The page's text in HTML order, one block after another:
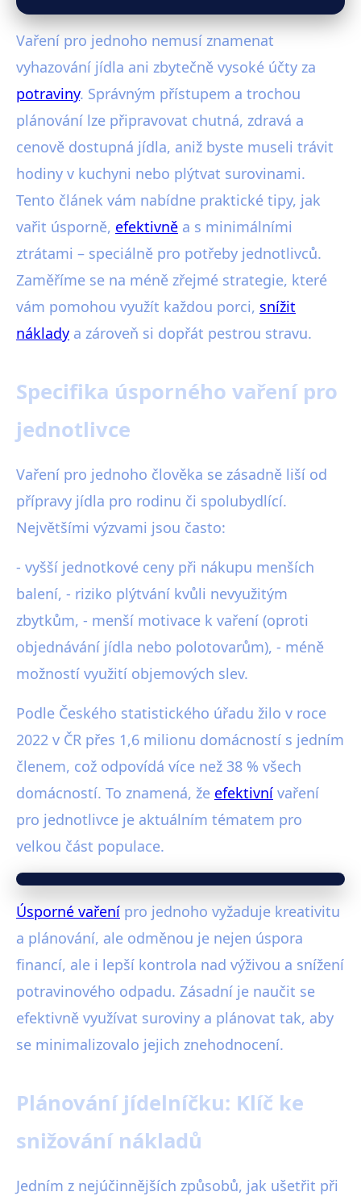
Vaření pro jednoho nemusí znamenat
vyhazování jídla ani zbytečně vysoké účty za
potraviny. Správným přístupem a trochou
plánování lze připravovat chutná, zdravá a
cenově dostupná jídla, aniž byste museli trávit
hodiny v kuchyni nebo plýtvat surovinami.
Tento článek vám nabídne praktické tipy, jak
vařit úsporně, efektivně a s minimálními
ztrátami – speciálně pro potřeby jednotlivců.
Zaměříme se na méně zřejmé strategie, které
vám pomohou využít každou porci, snížit
náklady a zároveň si dopřát pestrou stravu.
Specifika úsporného vaření pro
jednotlivce
Vaření pro jednoho člověka se zásadně liší od
přípravy jídla pro rodinu či spolubydlící.
Největšími výzvami jsou často:
- vyšší jednotkové ceny při nákupu menších
balení, - riziko plýtvání kvůli nevyužitým
zbytkům, - menší motivace k vaření (oproti
objednávání jídla nebo polotovarům), - méně
možností využití objemových slev.
Podle Českého statistického úřadu žilo v roce
2022 v ČR přes 1,6 milionu domácností s jedním
členem, což odpovídá více než 38 % všech
domácností. To znamená, že efektivní vaření
pro jednotlivce je aktuálním tématem pro
velkou část populace.
Úsporné vaření pro jednoho vyžaduje kreativitu
a plánování, ale odměnou je nejen úspora
financí, ale i lepší kontrola nad výživou a snížení
potravinového odpadu. Zásadní je naučit se
efektivně využívat suroviny a plánovat tak, aby
se minimalizovalo jejich znehodnocení.
Plánování jídelníčku: Klíč ke
snižování nákladů
Jedním z nejúčinnějších způsobů, jak ušetřit při